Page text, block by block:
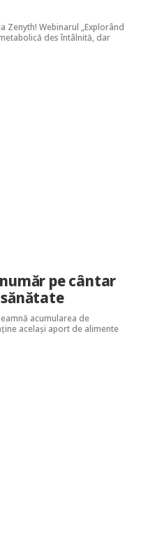
Zenyth! Webinarul „Explorând
des întâlnită, dar
pe cântar
acumularea de
același aport de alimente